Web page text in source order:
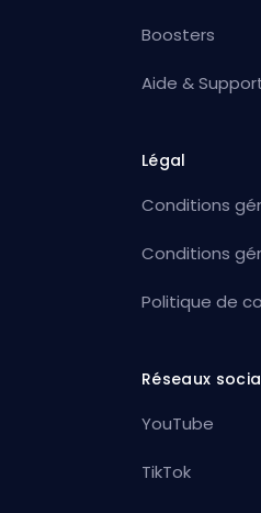
Boosters
Aide &
Légal
Conditions
Conditions
Politique de
Réseaux
YouTube
TikTok